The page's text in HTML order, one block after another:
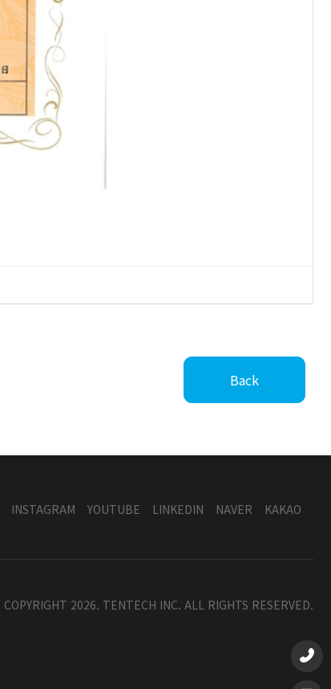
Back
INSTAGRAM YOUTUBE LINKEDIN NAVER KAKAO
COPYRIGHT 2026. TENTECH INC. ALL RIGHTS RESERVED.